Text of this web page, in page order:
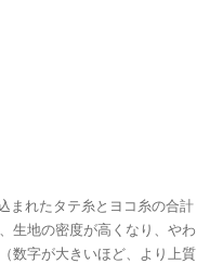
まれたタテ糸とヨコ糸の合計
生地の密度が高くなり、やわ
数字が大きいほど、より上質